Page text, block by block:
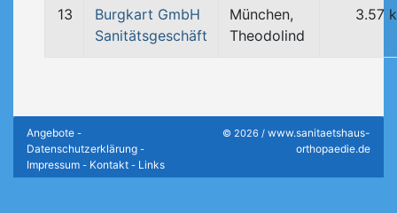
13
Burgkart GmbH
Sanitätsgeschäft
München,
Theodolind
3.57
Angebote -
Datenschutzerklärung -
Impressum - Kontakt - Links
© 2026 / www.sanitaetshaus-
orthopaedie.de